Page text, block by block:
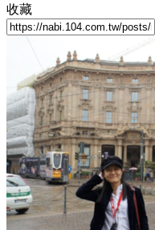
收藏